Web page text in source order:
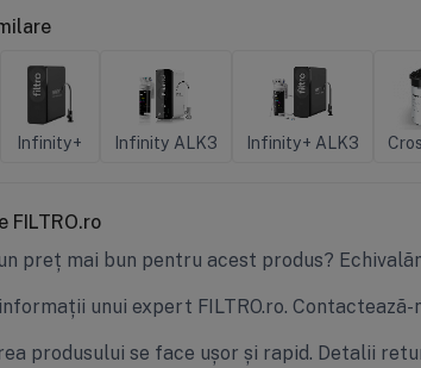
Infinity+ Infinity ALK3 Infinity+ ALK3
FILTRO.ro
preț mai bun pentru acest produs?
unui expert FILTRO.ro. Contactează-
produsului se face ușor și rapid. Detalii